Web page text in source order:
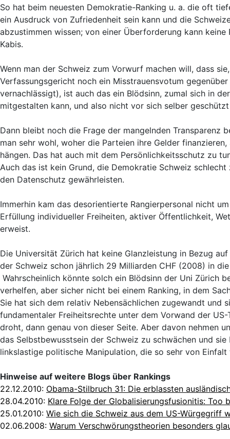
So hat beim neuesten Demokratie-Ranking u. a. die oft
ein Ausdruck von Zufriedenheit sein kann und die
abzustimmen wissen; von einer Überforderung kann
Kabis.
Wenn man der Schweiz zum Vorwurf machen will, dass
Verfassungsgericht noch ein Misstrauensvotum
vernachlässigt), ist auch das ein Blödsinn, zumal sich in
mitgestalten kann, und also nicht vor sich selber
Dann bleibt noch die Frage der mangelnden Transparenz
man sehr wohl, woher die Parteien ihre Gelder
hängen. Das hat auch mit dem Persönlichkeitsschutz zu
Auch das ist kein Grund, die Demokratie Schweiz
den Datenschutz gewährleisten.
Immerhin kam das desorientierte Rangierpersonal nicht
Erfüllung individueller Freiheiten, aktiver Öffentlichkeit,
erweist.
Die Universität Zürich hat keine Glanzleistung in Bezug
der Schweiz schon jährlich 29 Milliarden CHF (2008) in
Wahrscheinlich könnte solch ein Blödsinn der Uni Zürich
verhelfen, aber sicher nicht bei einem Ranking, in dem
Sie hat sich dem relativ Nebensächlichen zugewandt und
fundamentaler Freiheitsrechte unter dem Vorwand der
droht, dann genau von dieser Seite. Aber davon nehmen
das Selbstbewusstsein der Schweiz zu schwächen und
linkslastige politische Manipulation, die so sehr von
Hinweise auf weitere Blogs über Rankings
22.12.2010: Obama-Stilbruch 31: Die erblassten
28.04.2010: Klare Folge der Globalisierungsfusionitis: Too
25.01.2010: Wie sich die Schweiz aus dem US-Würgegriff
02.06.2008: Warum Verschwörungstheorien besonders